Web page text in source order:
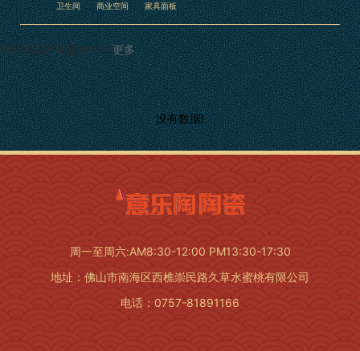
卫生间 商业空间 家具面板
黑白丝国产水蜜桃中心更多
没有数据!
周一至周六:AM8:30-12:00 PM13:30-17:30
地址：佛山市南海区西樵崇民路久草水蜜桃有限公司
电话：0757-81891166